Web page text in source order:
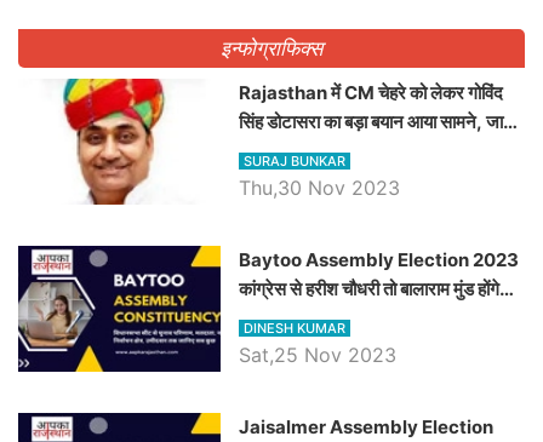
इन्फोग्राफिक्स
Rajasthan में CM चेहरे को लेकर गोविंद
सिंह डोटासरा का बड़ा बयान आया सामने, जानें
विचार
SURAJ BUNKAR
Thu,30 Nov 2023
Baytoo Assembly Election 2023
कांग्रेस से हरीश चौधरी तो बालाराम मुंड होंगे
भाजपा उम्मीदवार, जानिये बायतू विधानसभा
सीट के ताजा समीकरण
DINESH KUMAR
Sat,25 Nov 2023
​​​​​​​Jaisalmer Assembly Election